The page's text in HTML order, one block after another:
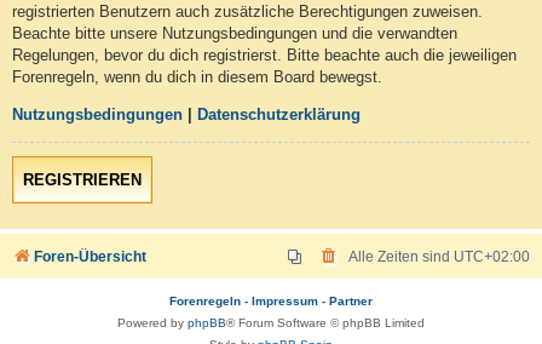
registrierten Benutzern auch zusätzliche Berechtigungen zuweisen.
Beachte bitte unsere Nutzungsbedingungen und die verwandten
Regelungen, bevor du dich registrierst. Bitte beachte auch die jeweiligen
Forenregeln, wenn du dich in diesem Board bewegst.
Nutzungsbedingungen Datenschutzerklärung
REGISTRIEREN
Foren-Übersicht Alle Zeiten sind UTC+02:00
Forenregeln - Impressum - Partner
Powered by phpBB® Forum Software © phpBB Limited